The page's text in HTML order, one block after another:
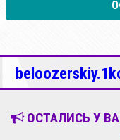
ОСТАЛИСЬ У